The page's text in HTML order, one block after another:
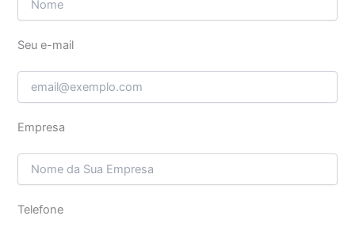
Seu e-mail
Empresa
Telefone